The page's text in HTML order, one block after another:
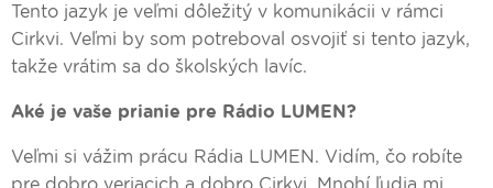
Tento jazyk je veľmi dôležitý v komunikácii v rámci
Cirkvi. Veľmi by som potreboval osvojiť si tento jazyk,
takže vrátim sa do školských lavíc.
Aké je vaše prianie pre Rádio LUMEN?
Veľmi si vážim prácu Rádia LUMEN. Vidím, čo robíte